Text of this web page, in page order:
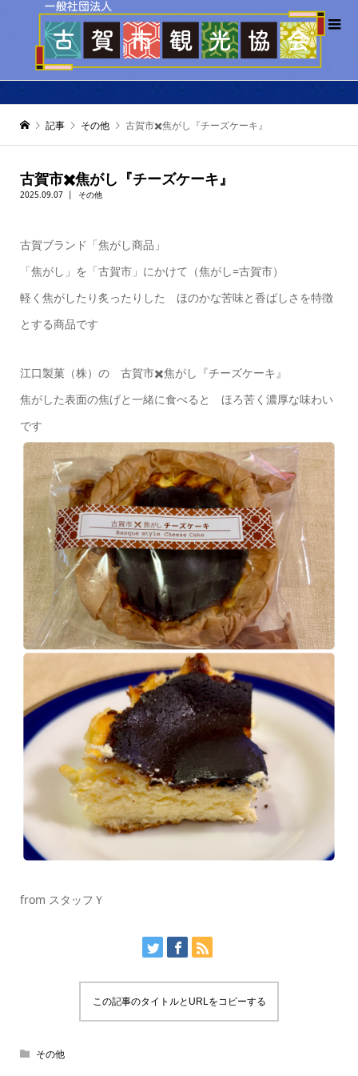
記事 その他 古賀市✖️焦がし『チーズケーキ』
古賀市✖️焦がし『チーズケーキ』
2025.09.07 その他
古賀ブランド「焦がし商品」
「焦がし」を「古賀市」にかけて（焦がし=古賀市）
軽く焦がしたり炙ったりした ほのかな苦味と香ばしさを特徴
とする商品です
江口製菓（株）の 古賀市✖️焦がし『チーズケーキ』
焦がした表面の焦げと一緒に食べると ほろ苦く濃厚な味わい
です
from スタッフＹ
この記事のタイトルとURLをコピーする
その他